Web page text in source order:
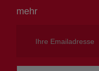
mehr
Emailadresse